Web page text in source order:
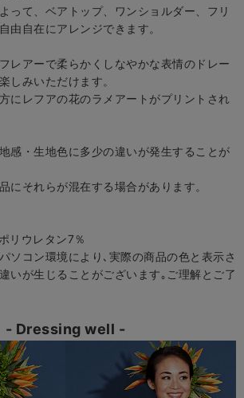
って、ベアトップ、ワンショルダー、フリ
由自在にアレンジできます。
レアーで柔らかくしなやかな表情のドレー
しみいただけます。
にレフアの花のラメアートがプリントされ
感・生地色に多少の違いが発生することが
にそれらが混在する場合があります。
リウレタン7％
ソコン環境により､実際の商品の色と表示さ
いが生じることがございます｡ご理解とご了
- Dressing well -